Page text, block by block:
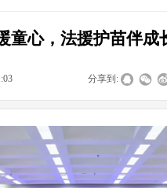
童心，法援护苗伴成
分享到: